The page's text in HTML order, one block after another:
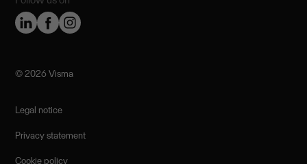
©️ 2026 Visma
Legal notice
Privacy statement
Cookie policy